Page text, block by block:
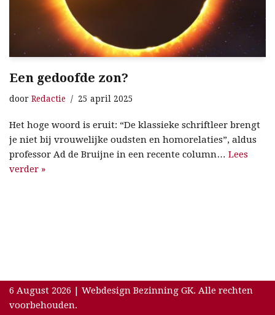
Een gedoofde zon?
door Redactie 25 april 2025
Het hoge woord is eruit: “De klassieke schriftleer brengt
je niet bij vrouwelijke oudsten en homorelaties”, aldus
professor Ad de Bruijne in een recente column… Lees
verder »
6 August 2026 | Webdesign Bezinning GK. Alle rechten
voorbehouden.